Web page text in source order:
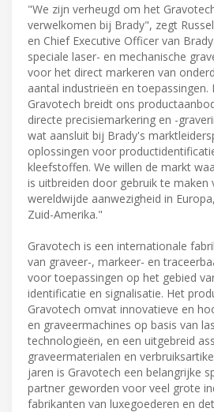
"We zijn verheugd om het
verwelkomen bij Brady", zegt
en Chief Executive Officer van
speciale laser- en mechanische
voor het direct markeren van
aantal industrieën en toepassingen.
Gravotech breidt ons
directe precisiemarkering en -
wat aansluit bij Brady's
oplossingen voor
kleefstoffen. We willen de markt
is uitbreiden door gebruik te maken
wereldwijde aanwezigheid in
Zuid-Amerika."
Gravotech is een internationale
van graveer-, markeer- en
voor toepassingen op het gebied
identificatie en signalisatie. Het
Gravotech omvat innovatieve en
en graveermachines op basis van
technologieën, en een uitgebreid
graveermaterialen en
jaren is Gravotech een belangrijke
partner geworden voor veel grote
fabrikanten van luxegoederen en